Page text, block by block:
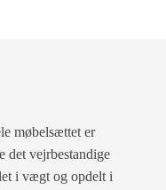
møbelsættet er
det vejrbestandige
i vægt og opdelt i